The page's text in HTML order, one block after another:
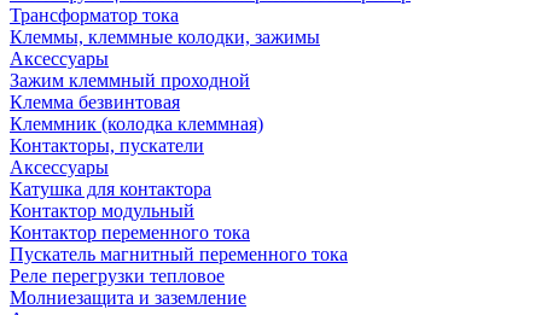
Трансформатор тока
Клеммы, клеммные колодки, зажимы
Аксессуары
Зажим клеммный проходной
Клемма безвинтовая
Клеммник (колодка клеммная)
Контакторы, пускатели
Аксессуары
Катушка для контактора
Контактор модульный
Контактор переменного тока
Пускатель магнитный переменного тока
Реле перегрузки тепловое
Молниезащита и заземление